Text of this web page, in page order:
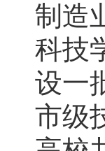
制造
科技
设一
市级